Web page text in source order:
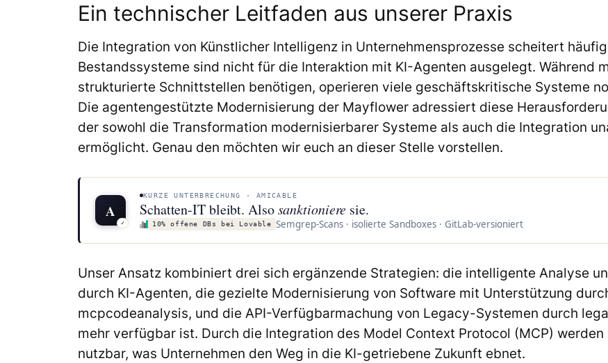
Ein technischer Leitfaden aus unserer Praxis
Die Integration von Künstlicher Intelligenz in Unternehmensprozesse scheitert
Bestandssysteme sind nicht für die Interaktion mit KI-Agenten ausgelegt. Während
strukturierte Schnittstellen benötigen, operieren viele geschäftskritische Systeme
Die agentengestützte Modernisierung der Mayflower adressiert diese
der sowohl die Transformation modernisierbarer Systeme als auch die Integration
ermöglicht. Genau den möchten wir euch an dieser Stelle vorstellen.
A
✓
KURZE UNTERBRECHUNG · AMICABLE
Schatten-IT bleibt. Alsosanktioniere sie.
10% offene DBs bei Lovable Semgrep-Scans · isolierte Sandboxes · GitLab-versioniert
Unser Ansatz kombiniert drei sich ergänzende Strategien: die intelligente Analyse
durch KI-Agenten, die gezielte Modernisierung von Software mit Unterstützung
mcpcodeanalysis, und die API-Verfügbarmachung von Legacy-Systemen durch
mehr verfügbar ist. Durch die Integration des Model Context Protocol (MCP)
nutzbar, was Unternehmen den Weg in die KI-getriebene Zukunft ebnet.